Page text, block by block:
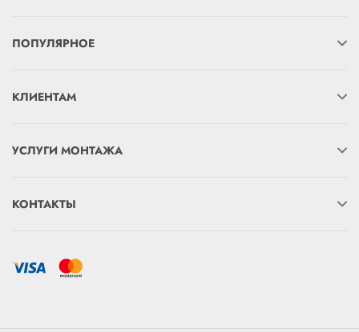
ПОПУЛЯРНОЕ
КЛИЕНТАМ
УСЛУГИ МОНТАЖА
КОНТАКТЫ